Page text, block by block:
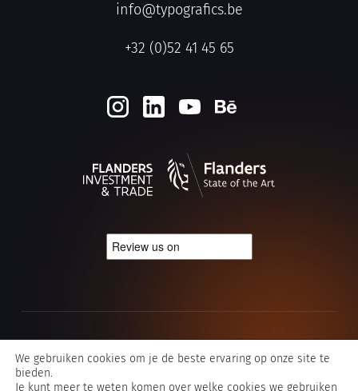
info@typografics.be
+32 (0)52 41 45 65
Algemene voorwaarden Typografics
We gebruiken cookies om je de beste ervaring op onze site te
bieden.
Je kunt meer te weten komen over welke cookies we gebruiken